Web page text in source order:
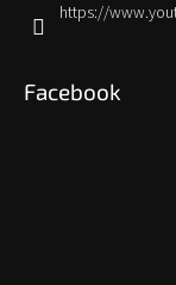
https://
Facebook